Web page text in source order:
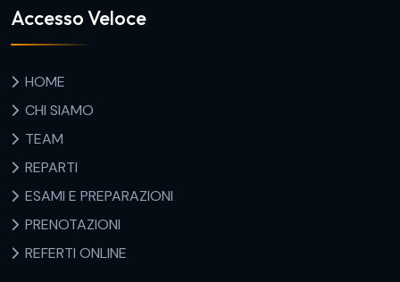
Accesso Veloce
HOME
CHI SIAMO
TEAM
REPARTI
ESAMI E PREPARAZIONI
PRENOTAZIONI
REFERTI ONLINE